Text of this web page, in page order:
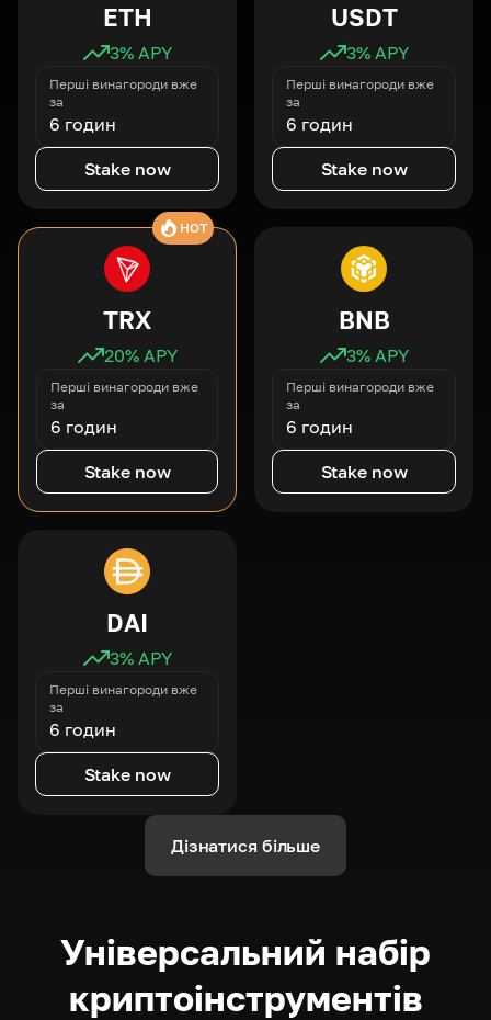
ETH
3% APY
Перші винагороди вже
за
6 годин
Stake now
USDT
3% APY
Перші винагороди вже
за
6 годин
Stake now
HOT
TRX
20% APY
Перші винагороди вже
за
6 годин
Stake now
BNB
3% APY
Перші винагороди вже
за
6 годин
Stake now
DAI
3% APY
Перші винагороди вже
за
6 годин
Stake now
Дізнатися більше
Універсальний набір
криптоінструментів